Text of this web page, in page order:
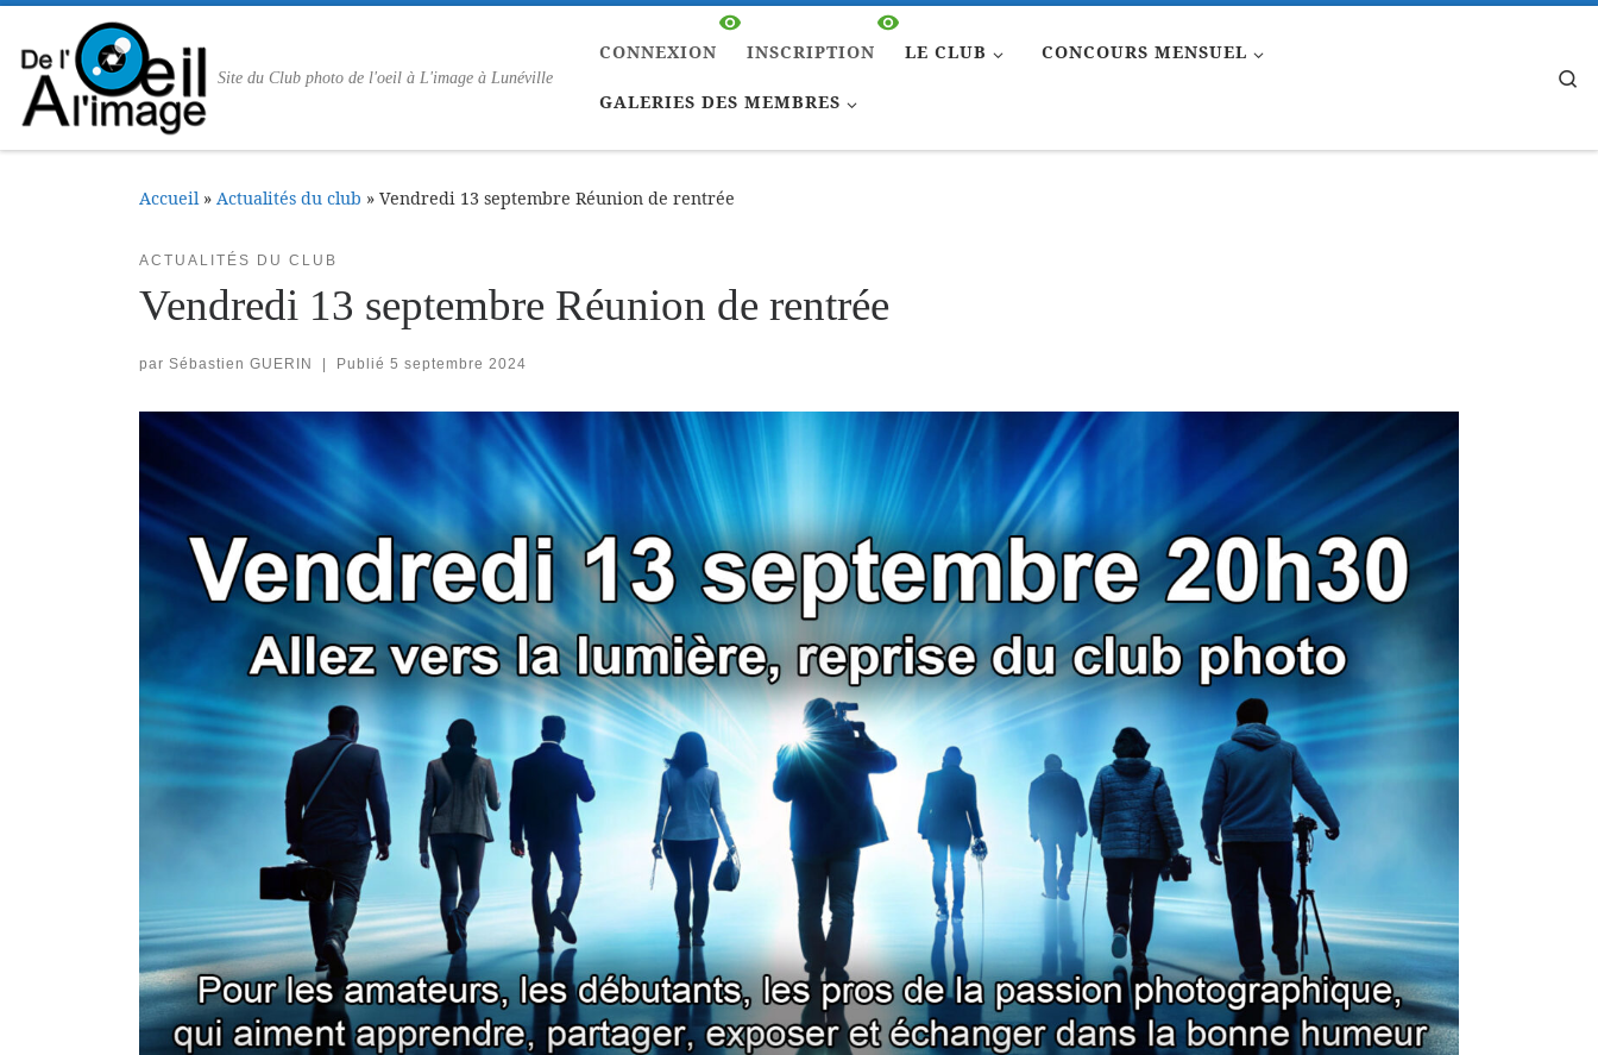
Passer au contenu
Site du Club photo de l'oeil à L'image à Lunéville
CONNEXION INSCRIPTION LE CLUB CONCOURS MENSUEL
GALERIES DES MEMBRES
Accueil » Actualités du club » Vendredi 13 septembre Réunion de rentrée
ACTUALITÉS DU CLUB
Vendredi 13 septembre Réunion de rentrée
par Sébastien GUERIN | Publié 5 septembre 2024